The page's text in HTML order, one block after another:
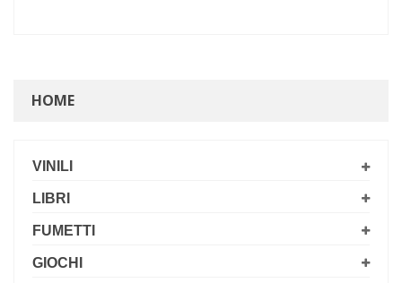
HOME
VINILI
LIBRI
FUMETTI
GIOCHI